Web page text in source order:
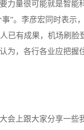
力量很可能就是智能
事”。李彦宏同时表
已有成果，机场刷脸
为，各行各业应把握
会上跟大家分享一些